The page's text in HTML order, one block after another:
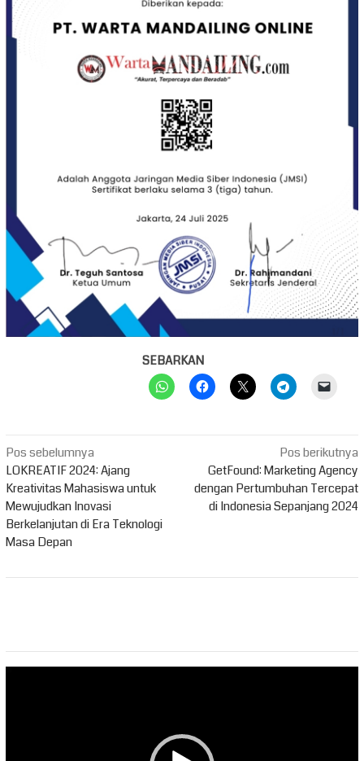
SEBARKAN
Navigasi
pos
Pos sebelumnya
LOKREATIF 2024: Ajang
Kreativitas Mahasiswa untuk
Mewujudkan Inovasi
Berkelanjutan di Era Teknologi
Masa Depan
Pos berikutnya
GetFound: Marketing Agency
dengan Pertumbuhan Tercepat
di Indonesia Sepanjang 2024